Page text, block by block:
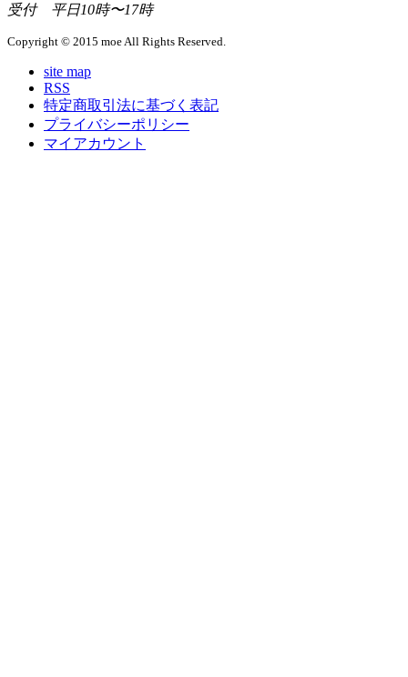
受付 平日10時〜17時
Copyright © 2015 moe All Rights Reserved.
site map
RSS
特定商取引法に基づく表記
プライバシーポリシー
マイアカウント